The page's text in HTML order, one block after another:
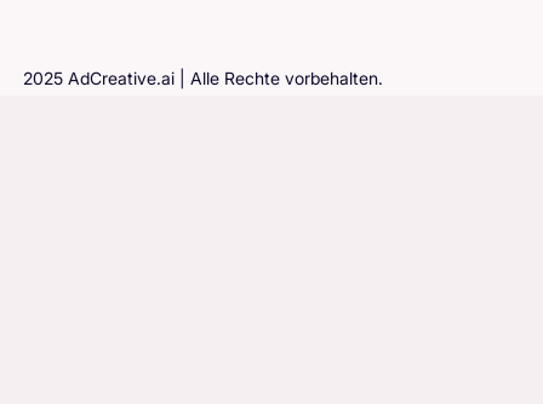
2025 AdCreative.ai | Alle Rechte vorbehalten.